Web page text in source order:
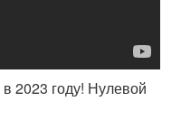
году! Нулевой